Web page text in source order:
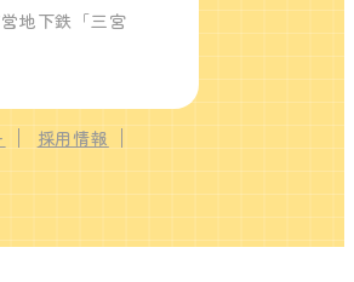
地下鉄「三宮
採用情報